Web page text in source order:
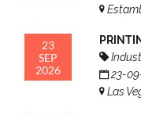
23
SEP
2026
23-
Las